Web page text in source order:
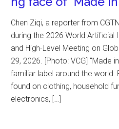
Chen Ziqi, a reporter from
during the 2026 World Artificial
and High-Level Meeting on
29, 2026. [Photo: VCG] “Made
familiar label around the
found on clothing, household
electronics, […]